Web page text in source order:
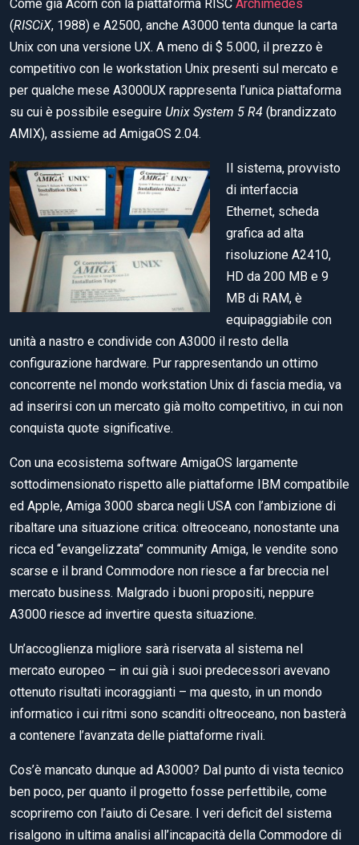
Come già Acorn con la piattaforma RISC Archimedes
(RISCiX, 1988) e A2500, anche A3000 tenta dunque la carta
Unix con una versione UX. A meno di $ 5.000, il prezzo è
competitivo con le workstation Unix presenti sul mercato e
per qualche mese A3000UX rappresenta l’unica piattaforma
su cui è possibile eseguire Unix System 5 R4 (brandizzato
AMIX), assieme ad AmigaOS 2.04.
Il sistema, provvisto
di interfaccia
Ethernet, scheda
grafica ad alta
risoluzione A2410,
HD da 200 MB e 9
MB di RAM, è
equipaggiabile con
unità a nastro e condivide con A3000 il resto della
configurazione hardware. Pur rappresentando un ottimo
concorrente nel mondo workstation Unix di fascia media, va
ad inserirsi con un mercato già molto competitivo, in cui non
conquista quote significative.
Con una ecosistema software AmigaOS largamente
sottodimensionato rispetto alle piattaforme IBM compatibile
ed Apple, Amiga 3000 sbarca negli USA con l’ambizione di
ribaltare una situazione critica: oltreoceano, nonostante una
ricca ed “evangelizzata” community Amiga, le vendite sono
scarse e il brand Commodore non riesce a far breccia nel
mercato business. Malgrado i buoni propositi, neppure
A3000 riesce ad invertire questa situazione.
Un’accoglienza migliore sarà riservata al sistema nel
mercato europeo – in cui già i suoi predecessori avevano
ottenuto risultati incoraggianti – ma questo, in un mondo
informatico i cui ritmi sono scanditi oltreoceano, non basterà
a contenere l’avanzata delle piattaforme rivali.
Cos’è mancato dunque ad A3000? Dal punto di vista tecnico
ben poco, per quanto il progetto fosse perfettibile, come
scopriremo con l’aiuto di Cesare. I veri deficit del sistema
risalgono in ultima analisi all’incapacità della Commodore di